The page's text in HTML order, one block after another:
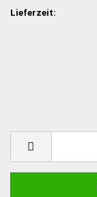
Lieferzeit: